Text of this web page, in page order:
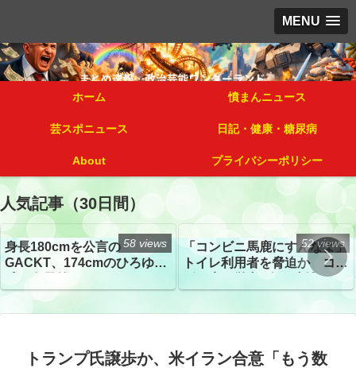
MENU
ホーム 憤まんニュース
芸スポニュース 日記・健康・糖尿病
About プライバシーポリシー
人気記事（30日間）
身長180cmを公言の
GACKT、174cmのひろゆき
トざわつき イベントでの写
真が話題
58 views
「コンビニ馬鹿にすんなよ」
トイレ利用者を脅迫か コン
52 views
トランプ氏譲歩か、米イラン合意「もう数